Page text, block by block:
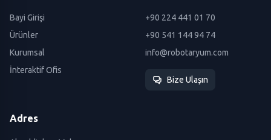
Bayi Girişi
Ürünler
Kurumsal
İnteraktif Ofis
+90 224 441 01 70
+90 541 144 94 74
info@robotaryum.com
Bize Ulaşın
Adres